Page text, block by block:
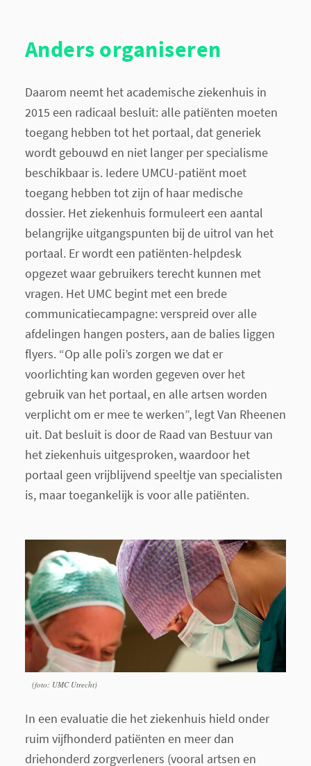
Anders organiseren
Daarom neemt het academische ziekenhuis in
2015 een radicaal besluit: alle patiënten moeten
toegang hebben tot het portaal, dat generiek
wordt gebouwd en niet langer per specialisme
beschikbaar is. Iedere UMCU-patiënt moet
toegang hebben tot zijn of haar medische
dossier. Het ziekenhuis formuleert een aantal
belangrijke uitgangspunten bij de uitrol van het
portaal. Er wordt een patiënten-helpdesk
opgezet waar gebruikers terecht kunnen met
vragen. Het UMC begint met een brede
communicatiecampagne: verspreid over alle
afdelingen hangen posters, aan de balies liggen
flyers. “Op alle poli’s zorgen we dat er
voorlichting kan worden gegeven over het
gebruik van het portaal, en alle artsen worden
verplicht om er mee te werken”, legt Van Rheenen
uit. Dat besluit is door de Raad van Bestuur van
het ziekenhuis uitgesproken, waardoor het
portaal geen vrijblijvend speeltje van specialisten
is, maar toegankelijk is voor alle patiënten.
(foto: UMC Utrecht)
In een evaluatie die het ziekenhuis hield onder
ruim vijfhonderd patiënten en meer dan
driehonderd zorgverleners (vooral artsen en